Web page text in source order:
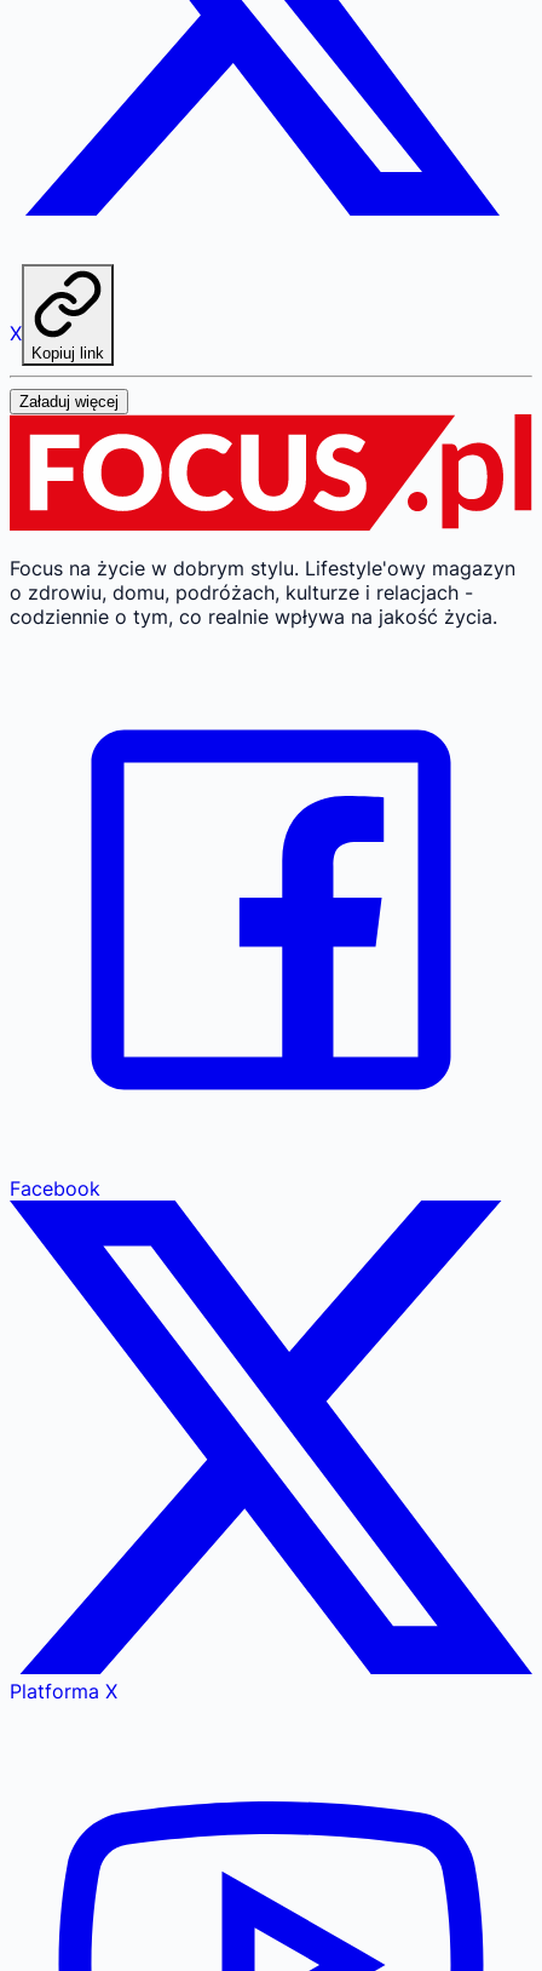
X
Kopiuj link
Załaduj więcej
Focus na życie w dobrym stylu. Lifestyle'owy magazyn
o zdrowiu, domu, podróżach, kulturze i relacjach -
codziennie o tym, co realnie wpływa na jakość życia.
Facebook
Platforma X